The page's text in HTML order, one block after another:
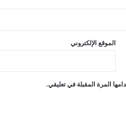
الموقع الإلكتروني
المرة المقبلة في تعليقي.